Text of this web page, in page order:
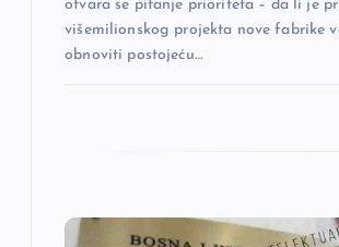
otvara se pitanje prioriteta – da li je
višemilionskog projekta nove fabrike
obnoviti postojeću…